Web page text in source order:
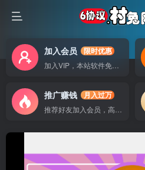
加入会员
限时优惠
推广赚钱
月入过万